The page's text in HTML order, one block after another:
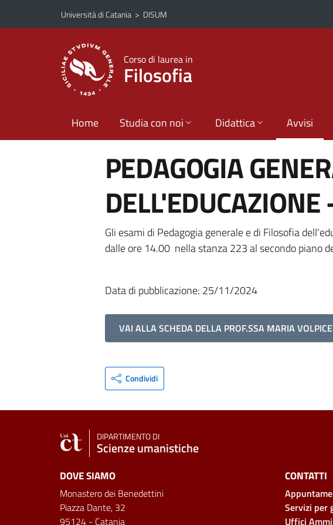
Vai al contenuto principale
Vai al menu di navigazione
Università di Catania > DISUM
Corso di laurea in
Filosofia
Home Studia con noi Didattica Avvisi
PEDAGOGIA
Gli esami di Pedagogia generale e di Filosofia
dalle ore 14.00 nella stanza 223 al secondo piano
Data di pubblicazione: 25/11/2024
VAI ALLA SCHEDA DELLA PROF.SSA MARIA
Condividi
DIPARTIMENTO DI
Scienze umanistiche
DOVE SIAMO
Monastero dei Benedettini
Piazza Dante, 32
95124 - Catania
CONTATTI
Servizi per
Uffici